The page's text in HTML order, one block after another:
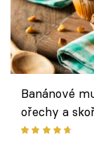
Banánové
ořechy a